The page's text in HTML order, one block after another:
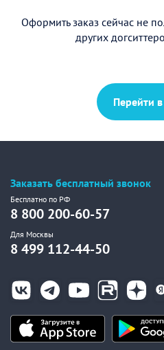
Оформить заказ сейчас не
других
Перейти
Заказать бесплатный звонок
Бесплатно по РФ
8 800 200-60-57
Для Москвы
8 499 112-44-50